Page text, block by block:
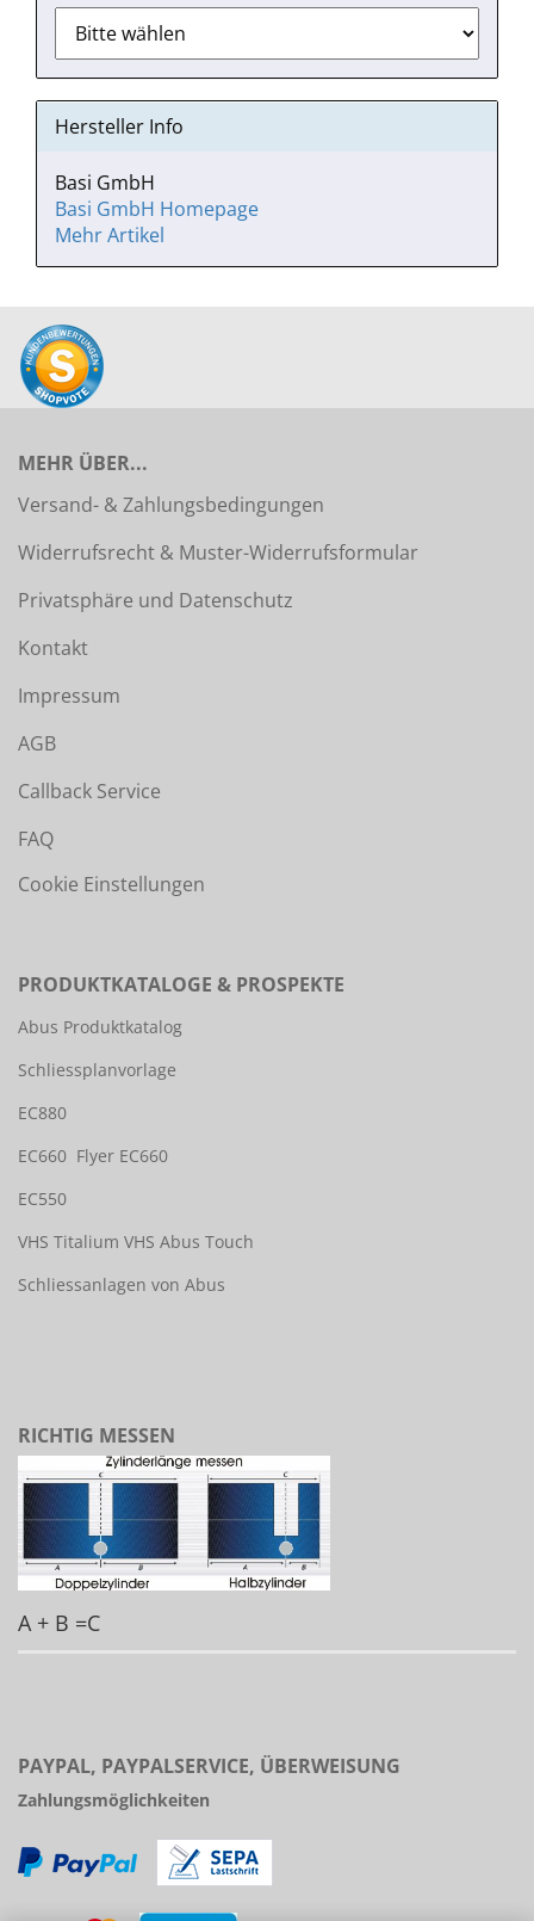
Hersteller Info
Basi GmbH
Basi GmbH Homepage
Mehr Artikel
MEHR ÜBER...
Versand- & Zahlungsbedingungen
Widerrufsrecht & Muster-Widerrufsformular
Privatsphäre und Datenschutz
Kontakt
Impressum
AGB
Callback Service
FAQ
Cookie Einstellungen
PRODUKTKATALOGE & PROSPEKTE
Abus Produktkatalog
Schliessplanvorlage
EC880
EC660 Flyer EC660
EC550
VHS Titalium VHS Abus Touch
Schliessanlagen von Abus
RICHTIG MESSEN
A + B =C
PAYPAL, PAYPALSERVICE, ÜBERWEISUNG
Zahlungsmöglichkeiten